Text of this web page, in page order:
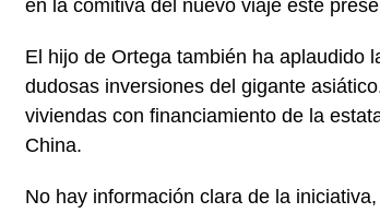
en la comitiva del nuevo viaje esté
El hijo de Ortega también ha aplaudido
dudosas inversiones del gigante
viviendas con financiamiento de la
China.
No hay información clara de la